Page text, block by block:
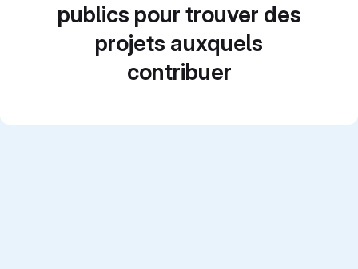
publics pour trouver des
projets auxquels
contribuer